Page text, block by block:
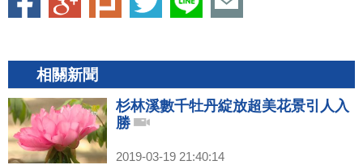
相關新聞
杉林溪數千牡丹綻放超美花景引人入
勝
2019-03-19 21:40:14